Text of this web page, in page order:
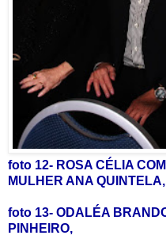
foto 12- ROSA CÉLIA
MULHER ANA QUINTELA,
foto 13- ODALÉA
PINHEIRO,